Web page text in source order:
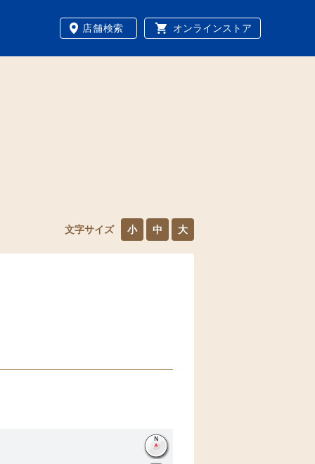
店舗検索 オンラインストア
文字サイズ 小 中 大